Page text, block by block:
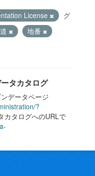
License
グ
地番
タカタログ
データページ
?
カタログへのURLで